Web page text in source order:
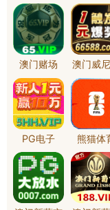
案例中心
各类企业&集团